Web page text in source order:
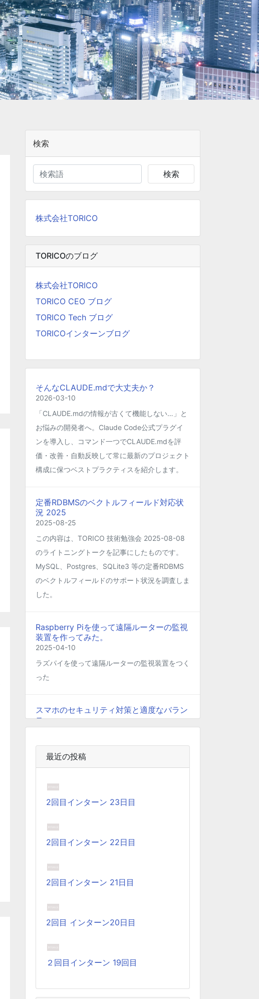
検索
検索
株式会社TORICO
TORICOのブログ
株式会社TORICO
TORICO CEO ブログ
TORICO Tech ブログ
TORICOインターンブログ
そんなCLAUDE.mdで大丈夫か？
2026-03-10
「CLAUDE.mdの情報が古くて機能しない…」と
お悩みの開発者へ。Claude Code公式プラグイ
ンを導入し、コマンド一つでCLAUDE.mdを評
価・改善・自動反映して常に最新のプロジェクト
構成に保つベストプラクティスを紹介します。
定番RDBMSのベクトルフィールド対応状
況 2025
2025-08-25
この内容は、TORICO 技術勉強会 2025-08-08
のライトニングトークを記事にしたものです。
MySQL、Postgres、SQLite3 等の定番RDBMS
のベクトルフィールドのサポート状況を調査しま
した。
Raspberry Piを使って遠隔ルーターの監視
装置を作ってみた。
2025-04-10
ラズパイを使って遠隔ルーターの監視装置をつく
った
スマホのセキュリティ対策と適度なバラン
ス
2025-03-27
安全なサイトをスマホで開いた際に、セキュリテ
ィ警告や画像表示の不具合が発生することがあり
もしれません。今回は、セキュリティ対策とその
Coima + Rosetta 2 で、Apple Silicon 上
る (Docker desktop やめる)
2025-03-24
ます。Colima と Rosetta2 を使って、クロスア
QEmu, nerdctl の実例も記載しています。
最近の投稿
2回目インターン 23日目
2回目インターン 22日目
2回目インターン 21日目
2回目 インターン20日目
２回目インターン 19回目